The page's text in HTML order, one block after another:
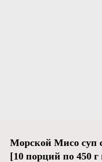
Морской Мисо суп
[10 порций по 450 г